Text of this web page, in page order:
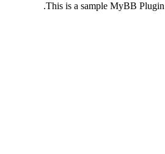
This is a sample MyBB Plugin